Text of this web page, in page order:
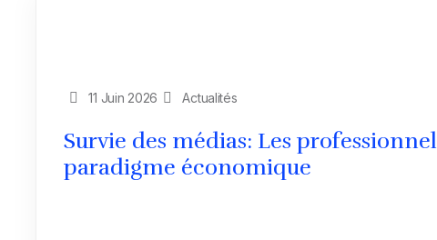
11 Juin 2026 Actualités
Survie des médias: Les
paradigme économique